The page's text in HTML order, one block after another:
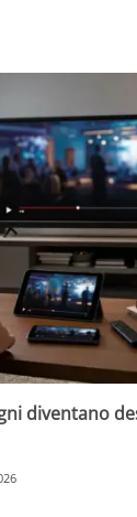
diventano